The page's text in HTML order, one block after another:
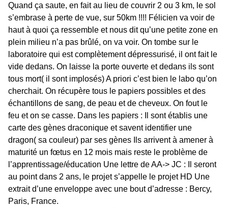
Quand ça saute, en fait au lieu de couvrir 2 ou 3 km, le sol
s’embrase à perte de vue, sur 50km !!!! Félicien va voir de
haut à quoi ça ressemble et nous dit qu’une petite zone en
plein milieu n’a pas brûlé, on va voir. On tombe sur le
laboratoire qui est complètement dépressurisé, il ont fait le
vide dedans. On laisse la porte ouverte et dedans ils sont
tous mort( il sont implosés) A priori c’est bien le labo qu’on
cherchait. On récupère tous le papiers possibles et des
échantillons de sang, de peau et de cheveux. On fout le
feu et on se casse. Dans les papiers : Il sont établis une
carte des gènes draconique et savent identifier une
dragon( sa couleur) par ses gènes Ils arrivent à amener à
maturité un fœtus en 12 mois mais reste le problème de
l’apprentissage/éducation Une lettre de AA-> JC : Il seront
au point dans 2 ans, le projet s’appelle le projet HD Une
extrait d’une enveloppe avec une bout d’adresse : Bercy,
Paris, France.